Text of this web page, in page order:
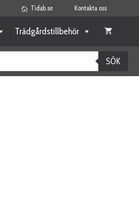
Tidab.se Kontakta oss
Trädgårdstillbehör
SÖK